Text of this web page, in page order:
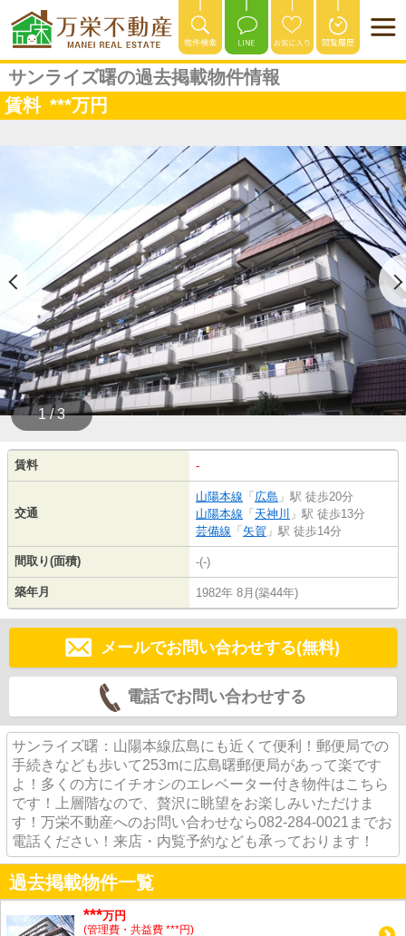
サンライズ曙の過去掲載物件情報
賃料 ***万円
1 / 3
賃料 -
交通
山陽本線 「 広島 」駅 徒歩20分
山陽本線 「 天神川 」駅 徒歩13分
芸備線 「 矢賀 」駅 徒歩14分
間取り(面積) -(-)
築年月 1982年 8月(築44年)
メールでお問い合わせする(無料)
電話でお問い合わせする
サンライズ曙：山陽本線広島にも近くて便利！郵便局での
手続きなども歩いて253mに広島曙郵便局があって楽です
よ！多くの方にイチオシのエレベーター付き物件はこちら
です！上層階なので、贅沢に眺望をお楽しみいただけま
す！万栄不動産へのお問い合わせなら082-284-0021までお
電話ください！来店・内覧予約なども承っております！
過去掲載物件一覧
***万円
(管理費・共益費 ***円)